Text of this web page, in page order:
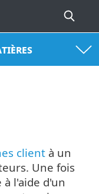
client à un
Une fois
l'aide d'un